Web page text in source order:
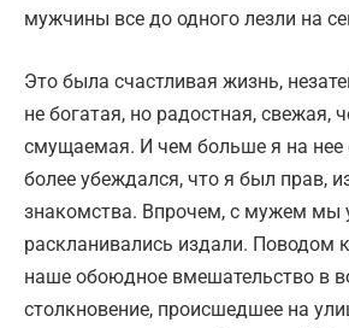
мужчины все до одного лезли на
Это была счастливая жизнь,
не богатая, но радостная, свежая,
смущаемая. И чем больше я на нее
более убеждался, что я был прав,
знакомства. Впрочем, с мужем мы
раскланивались издали. Поводом
наше обоюдное вмешательство в
столкновение, происшедшее на